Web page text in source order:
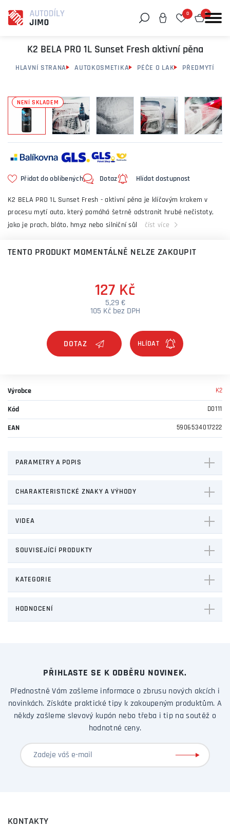
0 0
K2 BELA PRO 1L Sunset Fresh aktivní pěna
HLAVNÍ STRANA AUTOKOSMETIKA PÉČE O LAK PŘEDMYTÍ
NENÍ SKLADEM
Přidat do oblíbených Dotaz Hlídat dostupnost
K2 BELA PRO 1L Sunset Fresh - aktivní pěna je klíčovým krokem v
procesu mytí auta, který pomáhá šetrně odstranit hrubé nečistoty,
jako je prach, bláto, hmyz nebo silniční sůl
číst více
TENTO PRODUKT MOMENTÁLNĚ NELZE ZAKOUPIT
127 Kč
5,29 €
105 Kč bez DPH
DOTAZ
Výrobce K2
Kód D0111
EAN 5906534017222
PARAMETRY A POPIS
CHARAKTERISTICKÉ ZNAKY A VÝHODY
VIDEA
SOUVISEJÍCÍ PRODUKTY
KATEGORIE
HODNOCENÍ
PŘIHLASTE SE K ODBĚRU NOVINEK.
Přednostně Vám zašleme informace o zbrusu nových akcích i
novinkách. Získáte praktické tipy k zakoupeným produktům. A
někdy zašleme slevový kupón nebo třeba i tip na soutěž o
hodnotné ceny.
KONTAKTY
Můžeme vám pomoci něco najít?